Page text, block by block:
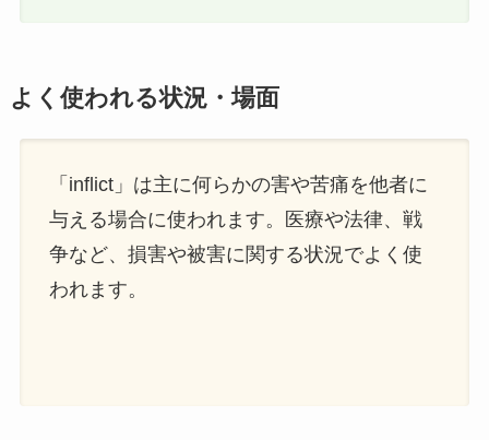
よく使われる状況・場面
「inflict」は主に何らかの害や苦痛を他者に
与える場合に使われます。医療や法律、戦
争など、損害や被害に関する状況でよく使
われます。